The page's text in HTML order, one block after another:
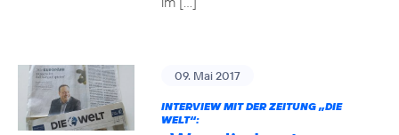
09. Mai 2017
INTERVIEW MIT DER ZEITUNG „DIE
WELT“: